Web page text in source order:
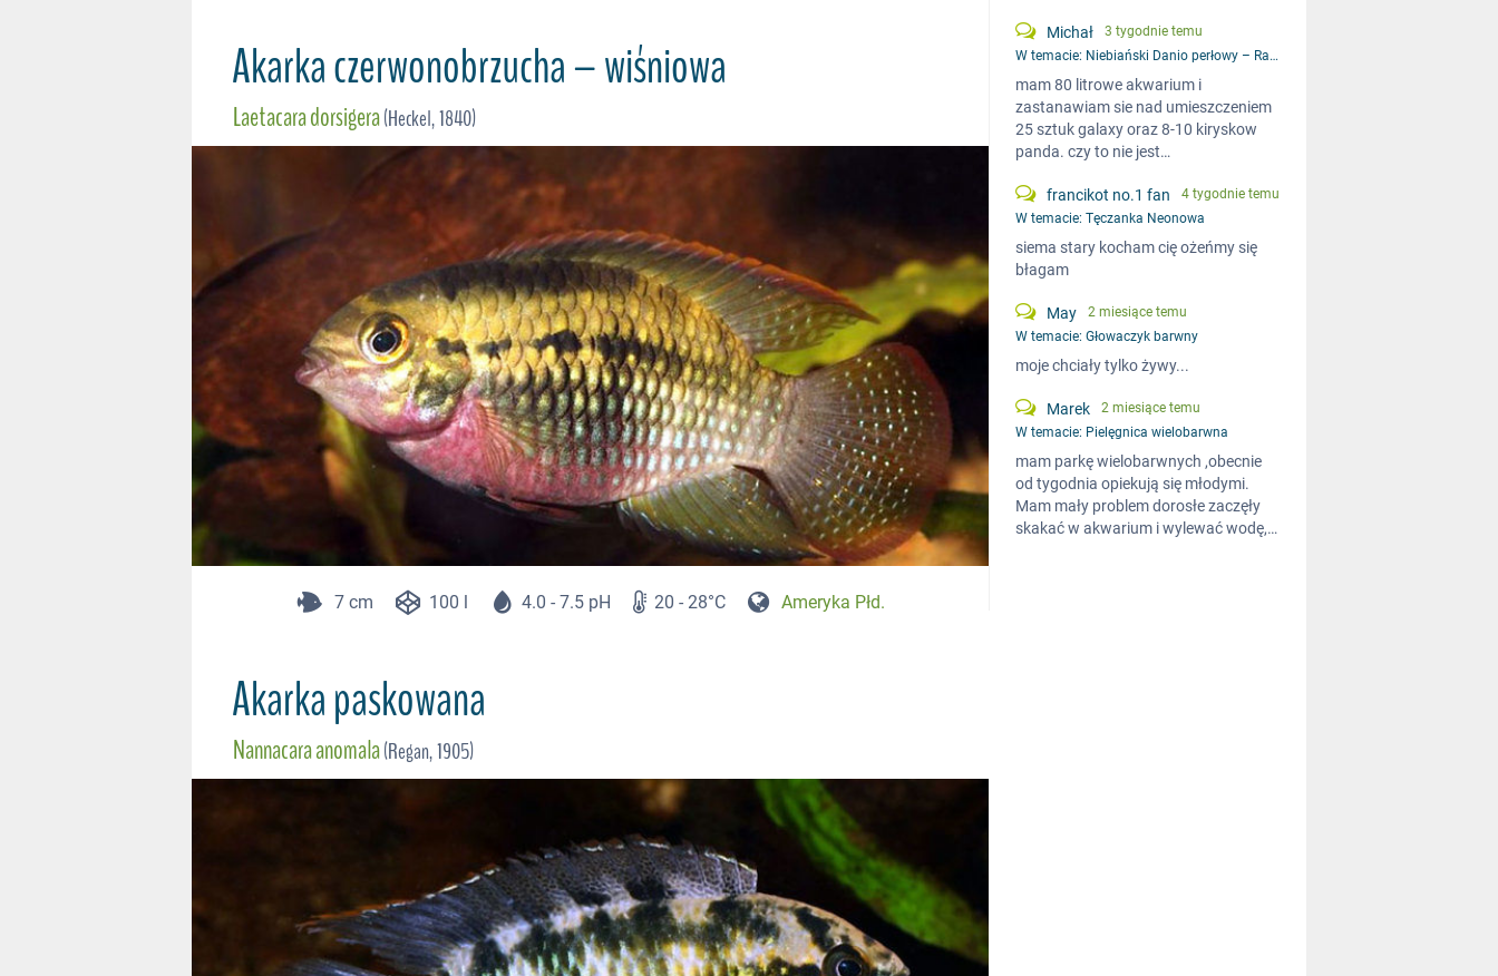
Akarka czerwonobrzucha – wiśniowa
Laetacara dorsigera(Heckel, 1840)
7 cm 100 l 4.0 - 7.5 pH 20 - 28°C Ameryka Płd.
Akarka paskowana
Nannacara anomala(Regan, 1905)
Michał
3 tygodnie temu
W temacie: Niebiański Danio perłowy – Razbora galaxy
mam 80 litrowe akwarium i
zastanawiam sie nad umieszczeniem
25 sztuk galaxy oraz 8-10 kiryskow
panda. czy to nie jest…
francikot no.1 fan
4 tygodnie temu
W temacie: Tęczanka Neonowa
siema stary kocham cię ożeńmy się
błagam
May
2 miesiące temu
W temacie: Głowaczyk barwny
moje chciały tylko żywy...
Marek
2 miesiące temu
W temacie: Pielęgnica wielobarwna
mam parkę wielobarwnych ,obecnie
od tygodnia opiekują się młodymi.
Mam mały problem dorosłe zaczęły
skakać w akwarium i wylewać wodę,…